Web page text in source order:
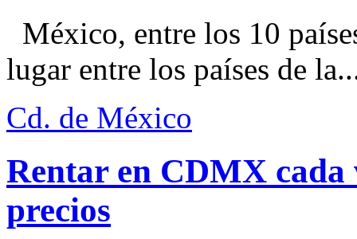
México, entre los 10
lugar entre los países de
Cd. de México
Rentar en CDMX cada
precios